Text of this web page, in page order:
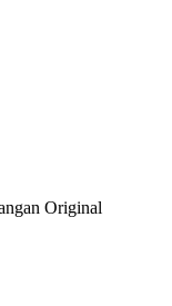
Original